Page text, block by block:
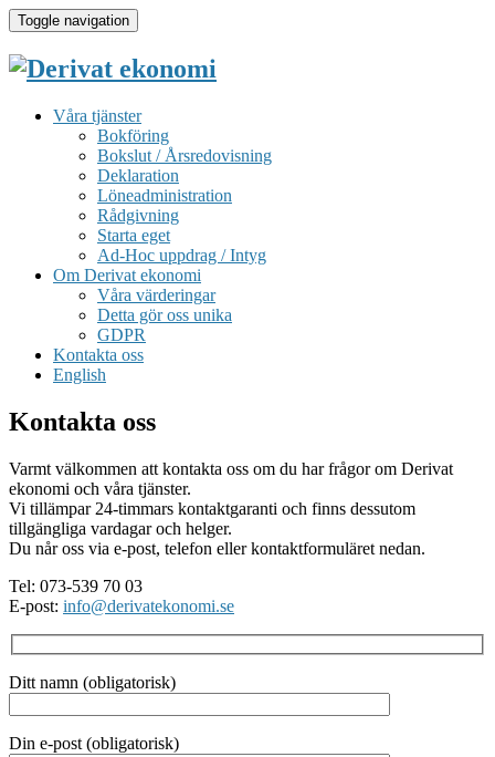
Toggle navigation
Våra tjänster
Bokföring
Bokslut / Årsredovisning
Deklaration
Löneadministration
Rådgivning
Starta eget
Ad-Hoc uppdrag / Intyg
Om Derivat ekonomi
Våra värderingar
Detta gör oss unika
GDPR
Kontakta oss
English
Kontakta oss
Varmt välkommen att kontakta oss om du har frågor om Derivat
ekonomi och våra tjänster.
Vi tillämpar 24-timmars kontaktgaranti och finns dessutom
tillgängliga vardagar och helger.
Du når oss via e-post, telefon eller kontaktformuläret nedan.
Tel: 073-539 70 03
E-post: info@derivatekonomi.se
Ditt namn (obligatorisk)
Din e-post (obligatorisk)